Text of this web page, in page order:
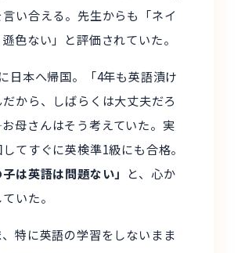
い合える。先生からも「ネイ
色ない」と評価されていた。
日本へ帰国。「4年も英語漬け
から、しばらくは大丈夫だろ
母さんはそう考えていた。実
てすぐに英検準1級にも合格。
子は英語は問題ない」 と、心か
いた。
特に英語の学習をしないまま